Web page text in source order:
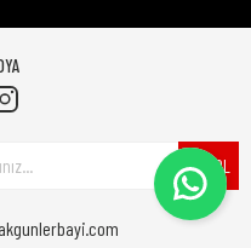
ÜYE OL